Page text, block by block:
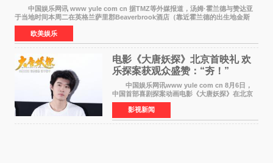
中国娱乐网讯 www yule com cn 据TMZ等外媒报道，汤姆·霍兰德与赞达亚
于当地时间本周二在英格兰萨里郡Beaverbrook酒店（靠近霍兰德的出生地金斯
顿）举办婚宴，邀请家人与朋友们喝喜酒，庆祝
欧美娱乐
电影《大唐妖探》北京首映礼 欢
乐探案获观众盛赞：“夯！”
中国娱乐网讯www yule com cn 8月6日，
中国首部喜剧探案动画电影《大唐妖探》在北京
举办电影首映礼。导演程腾、联合导演黄珉、总
制片人曹紫建、制片人李莹莹，配音导演张喆，
对白指导程寅，领
影视新闻